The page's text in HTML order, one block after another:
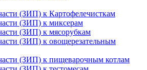
(ЗИП) к Картофелечисткам
(ЗИП) к миксерам
(ЗИП) к мясорубкам
(ЗИП) к овощерезательным
(ЗИП) к пищеварочным котлам